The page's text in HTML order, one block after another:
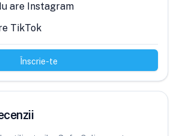
are Instagram
TikTok
Înscrie-te